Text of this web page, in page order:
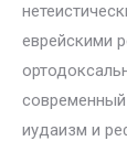
еврейскими
иудаизм и